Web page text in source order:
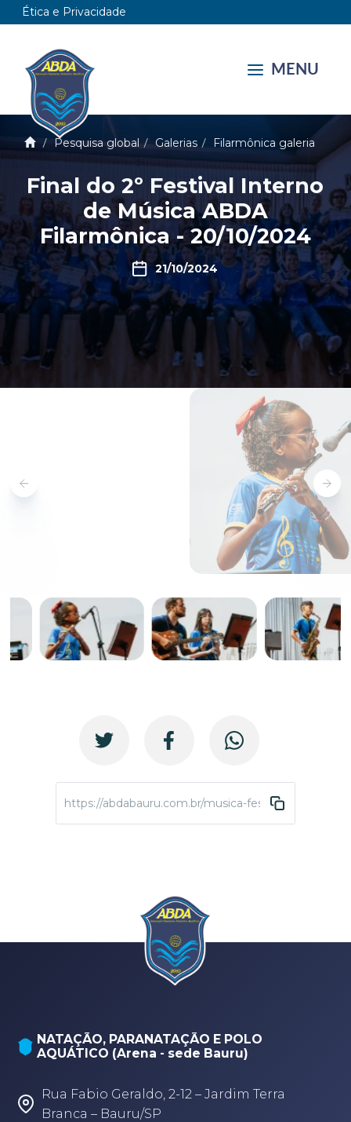
Ética e Privacidade
MENU
Pesquisa global Galerias Filarmônica galeria
Final do 2º Festival Interno
de Música ABDA
Filarmônica - 20/10/2024
21/10/2024
https://abdabauru.com.br/musica-festival-interno-
NATAÇÃO, PARANATAÇÃO E POLO
AQUÁTICO (Arena - sede Bauru)
Rua Fabio Geraldo, 2-12 – Jardim Terra
Branca – Bauru/SP